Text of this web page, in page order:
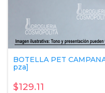
BOTELLA PET
pza]
$129.11